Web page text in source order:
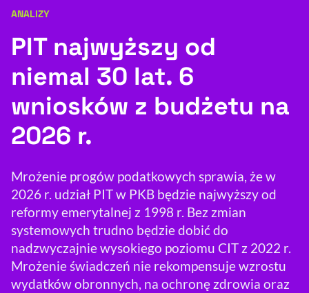
Ułatwienia dostępności wspierają:
Sprawdź, jak i dlaczego zwiększamy dostępność , otwiera się w nowym
Deklaracja dostępności, otwiera się w nowym oknie
Zgłoś problem
, otwiera się w
Kategoria artykułu:
ANALIZY
PIT najwyższy od
niemal 30 lat. 6
wniosków z budżetu na
2026 r.
Mrożenie progów podatkowych sprawia, że w
2026 r. udział PIT w PKB będzie najwyższy od
reformy emerytalnej z 1998 r. Bez zmian
systemowych trudno będzie dobić do
nadzwyczajnie wysokiego poziomu CIT z 2022 r.
Mrożenie świadczeń nie rekompensuje wzrostu
wydatków obronnych, na ochronę zdrowia oraz